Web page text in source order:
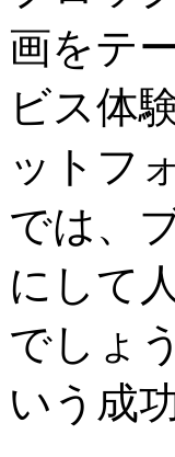
画をテ
ビス体
ットフ
では、
にして
でしょ
いう成